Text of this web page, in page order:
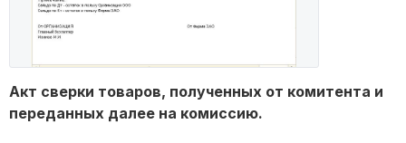
Акт сверки товаров, полученных от комитента и
переданных далее на комиссию.